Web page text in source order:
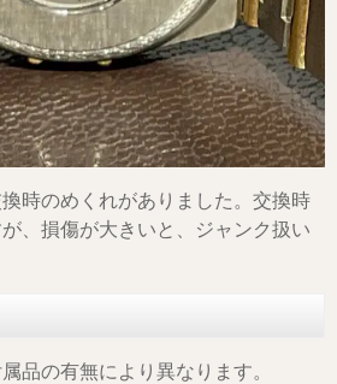
時のめくれがありました。交換時
、損傷が大きいと、ジャンク扱い
品の有無により異なります。